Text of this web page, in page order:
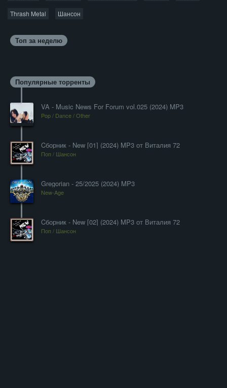
Thrash Metal Шансон
Топ за неделю
Популярные торренты
VA - Music News For Forum vol.025 (2024) MP3
Pop / Dance / Other
Cборник - New [01] (2024) MP3 от Виталия 72
Поп / Шансон
Gregorian - 25/2025 (2024) MP3
New-Age
Cборник - New [02] (2024) MP3 от Виталия 72
Поп / Шансон